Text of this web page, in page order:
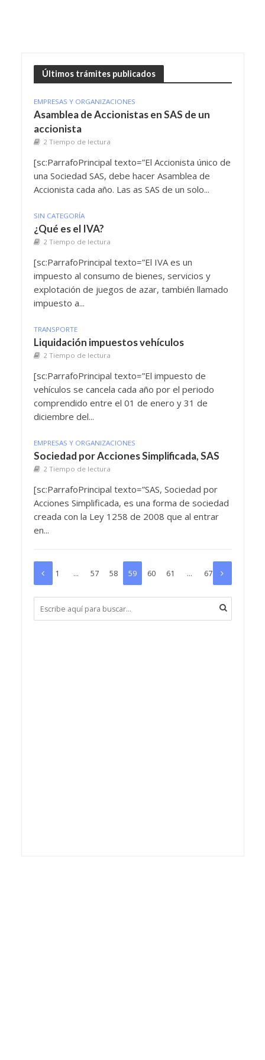
Últimos trámites publicados
EMPRESAS Y ORGANIZACIONES
Asamblea de Accionistas en SAS de un
accionista
2 Tiempo de lectura
[sc:ParrafoPrincipal texto=”El Accionista único de
una Sociedad SAS, debe hacer Asamblea de
Accionista cada año. Las as SAS de un solo...
SIN CATEGORÍA
¿Qué es el IVA?
2 Tiempo de lectura
[sc:ParrafoPrincipal texto=”El IVA es un
impuesto al consumo de bienes, servicios y
explotación de juegos de azar, también llamado
impuesto a...
TRANSPORTE
Liquidación impuestos vehículos
2 Tiempo de lectura
[sc:ParrafoPrincipal texto=”El impuesto de
vehículos se cancela cada año por el periodo
comprendido entre el 01 de enero y 31 de
diciembre del...
EMPRESAS Y ORGANIZACIONES
Sociedad por Acciones Simplificada, SAS
2 Tiempo de lectura
[sc:ParrafoPrincipal texto=”SAS, Sociedad por
Acciones Simplificada, es una forma de sociedad
creada con la Ley 1258 de 2008 que al entrar
en...
1 … 57 58 59 60 61 … 67